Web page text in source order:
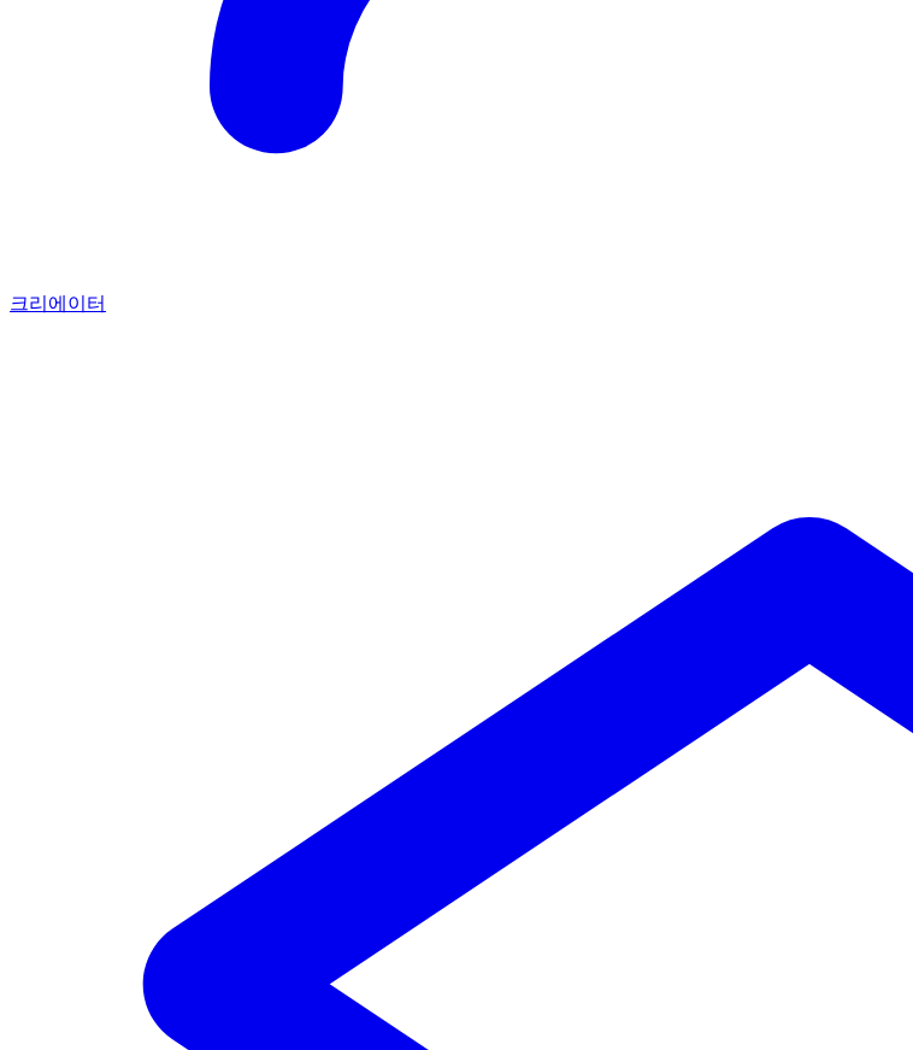
크리에이터